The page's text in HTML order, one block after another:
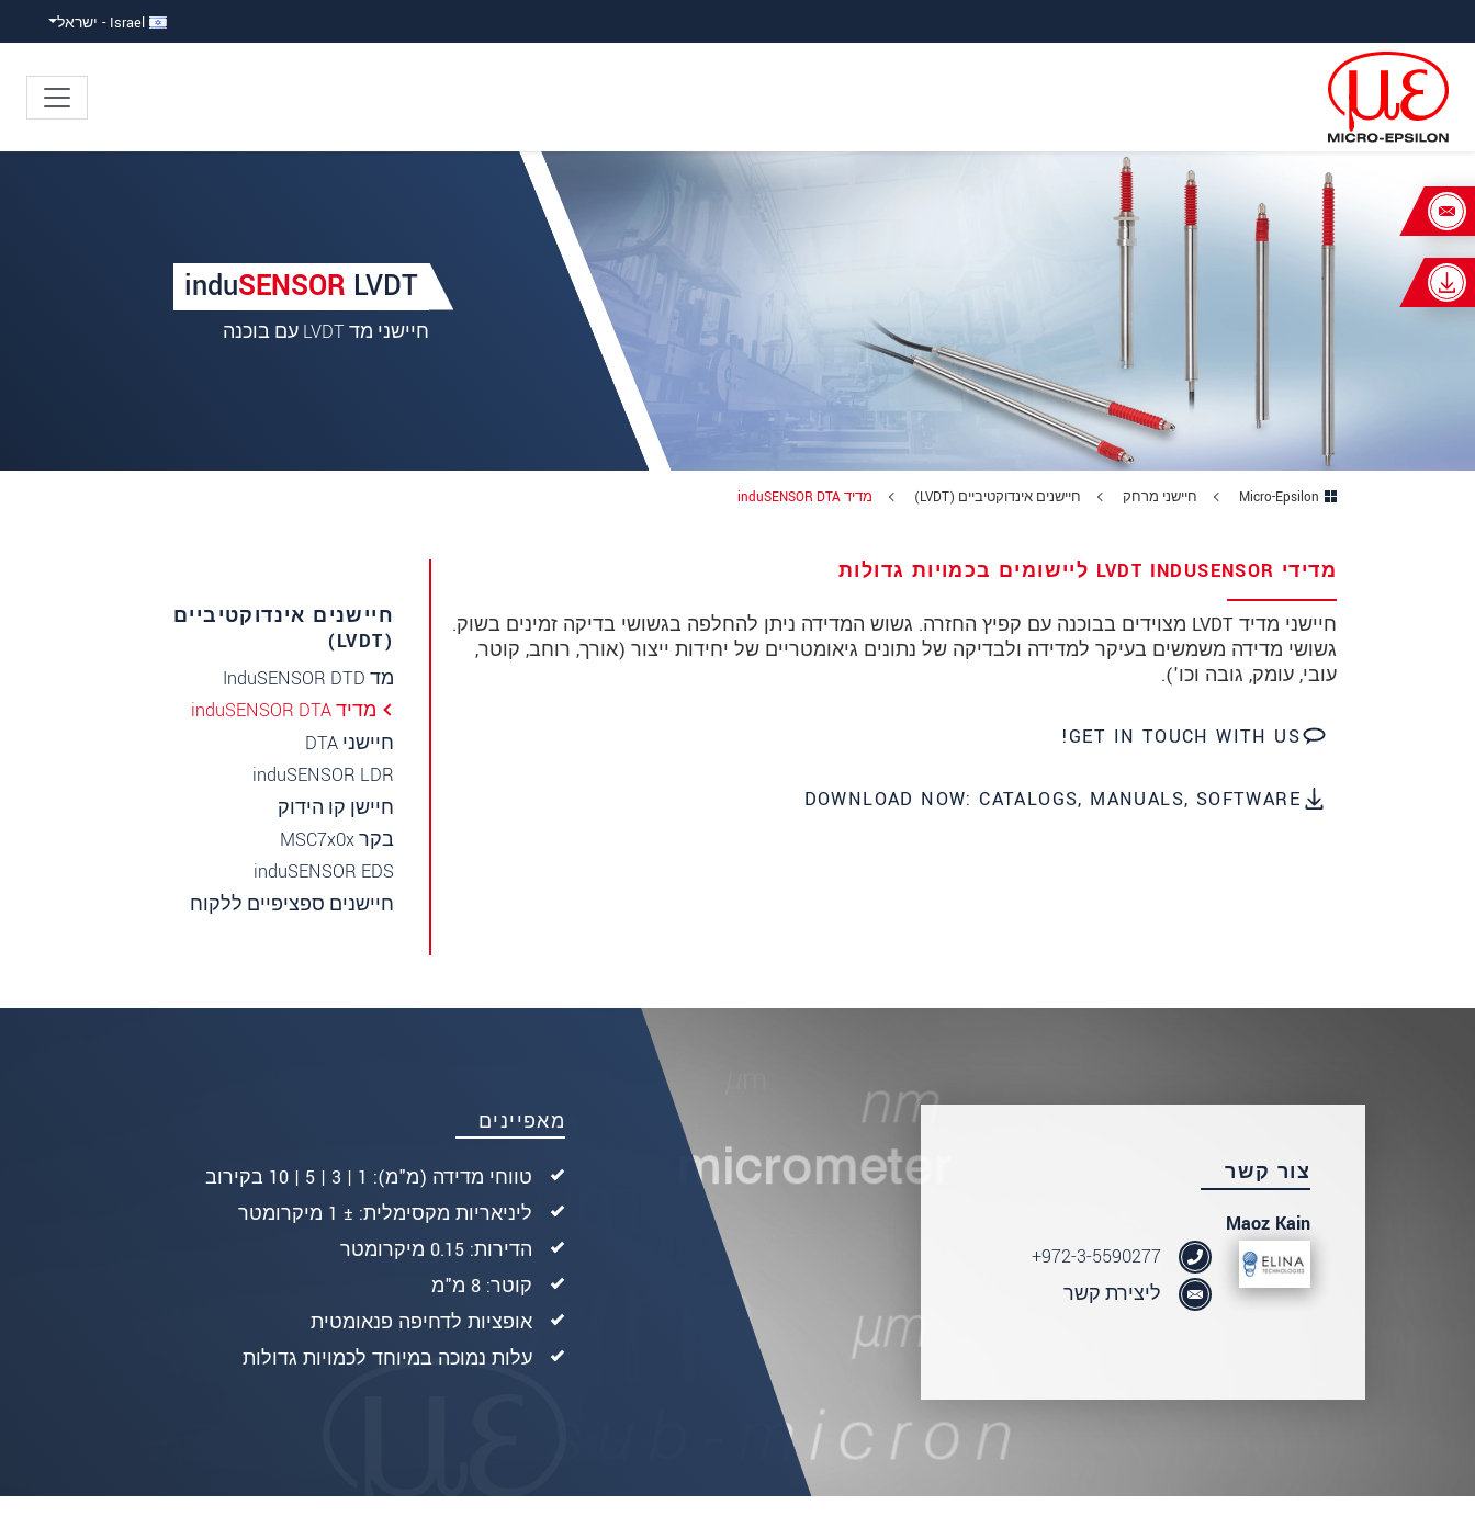
Israel - ישראל
induSENSOR LVDT
חיישני מד LVDT עם בוכנה
Micro-Epsilon חיישני מרחק חיישנים אינדוקטיביים (LVDT) מדיד induSENSOR DTA
מדידי LVDT INDUSENSOR ליישומים בכמויות גדולות
חיישני מדיד LVDT מצוידים בבוכנה עם קפיץ החזרה. גשוש המדידה ניתן להחלפה בגשושי בדיקה זמינים בשוק.
גשושי מדידה משמשים בעיקר למדידה ולבדיקה של נתונים גיאומטריים של יחידות ייצור (אורך, רוחב, קוטר,
עובי, עומק, גובה וכו').
GET IN TOUCH WITH US!
DOWNLOAD NOW: CATALOGS, MANUALS, SOFTWARE
חיישנים אינדוקטיביים
(LVDT)
מד InduSENSOR DTD
מדיד induSENSOR DTA
חיישני DTA
induSENSOR LDR
חיישן קו הידוק
בקר MSC7x0x
induSENSOR EDS
חיישנים ספציפיים ללקוח
מאפיינים
טווחי מדידה (מ"מ): 1 | 3 | 5 | 10 בקירוב
ליניאריות מקסימלית: ± 1 מיקרומטר
הדירות: 0.15 מיקרומטר
קוטר: 8 מ"מ
אופציות לדחיפה פנאומטית
עלות נמוכה במיוחד לכמויות גדולות
צור קשר
Maoz Kain
972-3-5590277+
ליצירת קשר
Your request for: מדיד induSENSOR DTA
שם משפחה
כתובת
טלפון
כתובת דוא"ל *
ארץ*
שלח הודעה